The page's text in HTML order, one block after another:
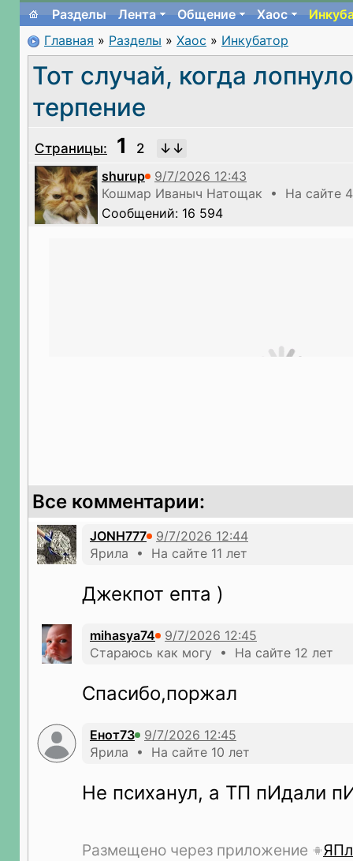
Разделы
Лента Общение Хаос
Главная » Разделы » Хаос » Инкубатор
Тот случай, когда лопнуло
терпение
Страницы: 1
2
shurup
Кошмар Иваныч Натощак • На сайте 4
Сообщений: 16 594
Все комментарии:
JONH777
Ярила • На сайте 11 лет
Джекпот епта )
mihasya74
Стараюсь как могу • На сайте 12 лет
Спасибо,поржал
Енот73
Ярила • На сайте 10 лет
Не психанул, а ТП пИдали
Размещено через приложение